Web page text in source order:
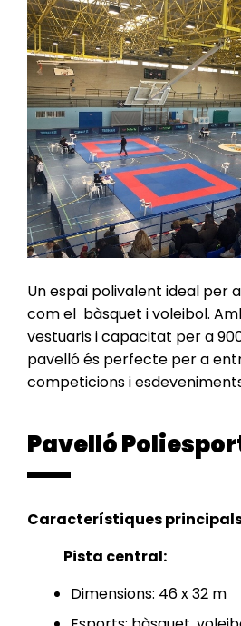
Un espai polivalent ideal per
com el bàsquet i voleibol.
vestuaris i capacitat per a
pavelló és perfecte per a
competicions i
Pavelló
Característiques
Pista central:
Dimensions: 46 x 32 m